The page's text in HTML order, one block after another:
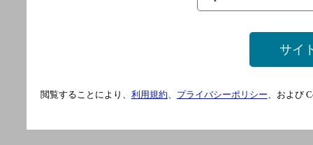
サイ
閲覧することにより、 利用規約 プライバシーポリシー 、および